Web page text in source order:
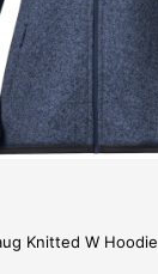
Knitted W